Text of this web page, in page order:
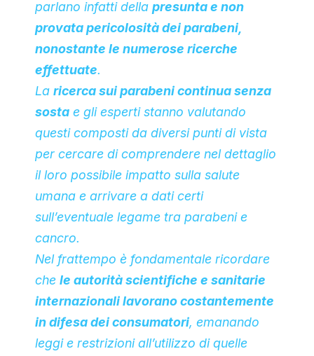
parlano infatti della presunta e non
provata pericolosità dei parabeni,
nonostante le numerose ricerche
effettuate.
La ricerca sui parabeni continua senza
sosta e gli esperti stanno valutando
questi composti da diversi punti di vista
per cercare di comprendere nel dettaglio
il loro possibile impatto sulla salute
umana e arrivare a dati certi
sull’eventuale legame tra parabeni e
cancro.
Nel frattempo è fondamentale ricordare
che le autorità scientifiche e sanitarie
internazionali lavorano costantemente
in difesa dei consumatori, emanando
leggi e restrizioni all’utilizzo di quelle